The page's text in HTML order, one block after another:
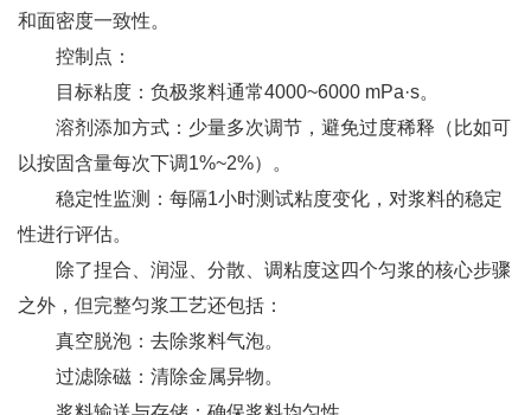
和面密度一致性。
控制点：
目标粘度：负极浆料通常4000~6000 mPa·s。
溶剂添加方式：少量多次调节，避免过度稀释（比如可
以按固含量每次下调1%~2%）。
稳定性监测：每隔1小时测试粘度变化，对浆料的稳定
性进行评估。
除了捏合、润湿、分散、调粘度这四个匀浆的核心步骤
之外，但完整匀浆工艺还包括：
真空脱泡：去除浆料气泡。
过滤除磁：清除金属异物。